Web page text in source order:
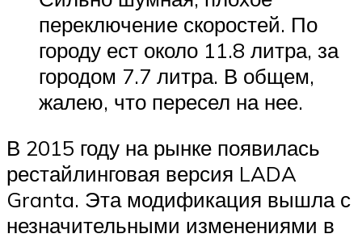
переключение скоростей. По
городу ест около 11.8 литра, за
городом 7.7 литра. В общем,
жалею, что пересел на нее.
В 2015 году на рынке появилась
рестайлинговая версия LADA
Granta. Эта модификация вышла с
незначительными изменениями в